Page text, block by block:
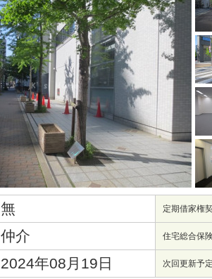
無 定期借家権
仲介 住宅総合保
2024年08月19日 次回更新予